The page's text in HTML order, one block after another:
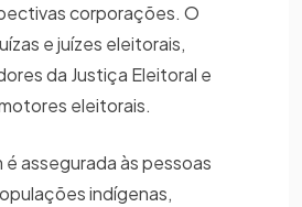
corporações. O
e juízes eleitorais,
da Justiça Eleitoral e
eleitorais.
assegurada às pessoas
indígenas,